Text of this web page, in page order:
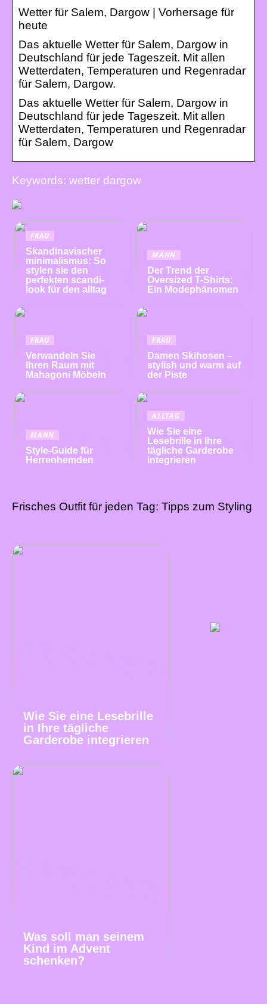
Wetter für Salem, Dargow | Vorhersage für
heute
Das aktuelle Wetter für Salem, Dargow in
Deutschland für jede Tageszeit. Mit allen
Wetterdaten, Temperaturen und Regenradar
für Salem, Dargow.
Das aktuelle Wetter für Salem, Dargow in
Deutschland für jede Tageszeit. Mit allen
Wetterdaten, Temperaturen und Regenradar
für Salem, Dargow
Keywords: wetter dargow
FRAU
Skandinavischer
minimalismus: So
stylen sie den
perfekten scandi-
look für den alltag
MANN
Der Trend der
Oversized T-Shirts:
Ein Modephänomen
FRAU
Verwandeln Sie
Ihren Raum mit
Mahagoni Möbeln
FRAU
Damen Skihosen –
stylish und warm auf
der Piste
MANN
Style-Guide für
Herrenhemden
ALLTAG
Wie Sie eine
Lesebrille in Ihre
tägliche Garderobe
integrieren
Frisches Outfit für jeden Tag: Tipps zum Styling
Wie Sie eine Lesebrille
in Ihre tägliche
Garderobe integrieren
Was soll man seinem
Kind im Advent
schenken?